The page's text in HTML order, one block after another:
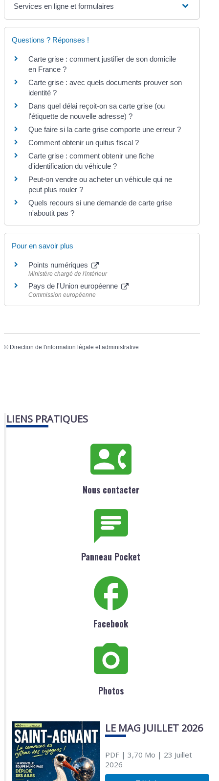
Services en ligne et formulaires
Questions ? Réponses !
Carte grise : comment justifier de son domicile
en France ?
Carte grise : avec quels documents prouver son
identité ?
Dans quel délai reçoit-on sa carte grise (ou
l'étiquette de nouvelle adresse) ?
Que faire si la carte grise comporte une erreur ?
Comment obtenir un quitus fiscal ?
Carte grise : comment obtenir une fiche
d'identification du véhicule ?
Peut-on vendre ou acheter un véhicule qui ne
peut plus rouler ?
Quels recours si une demande de carte grise
n'aboutit pas ?
Pour en savoir plus
Points numériques
Ministère chargé de l'intérieur
Pays de l'Union européenne
Commission européenne
© Direction de l'information légale et administrative
LIENS PRATIQUES
Nous contacter
Panneau Pocket
Facebook
Photos
LE MAG JUILLET 2026
PDF| 3,70 Mo | 23 Juillet
2026